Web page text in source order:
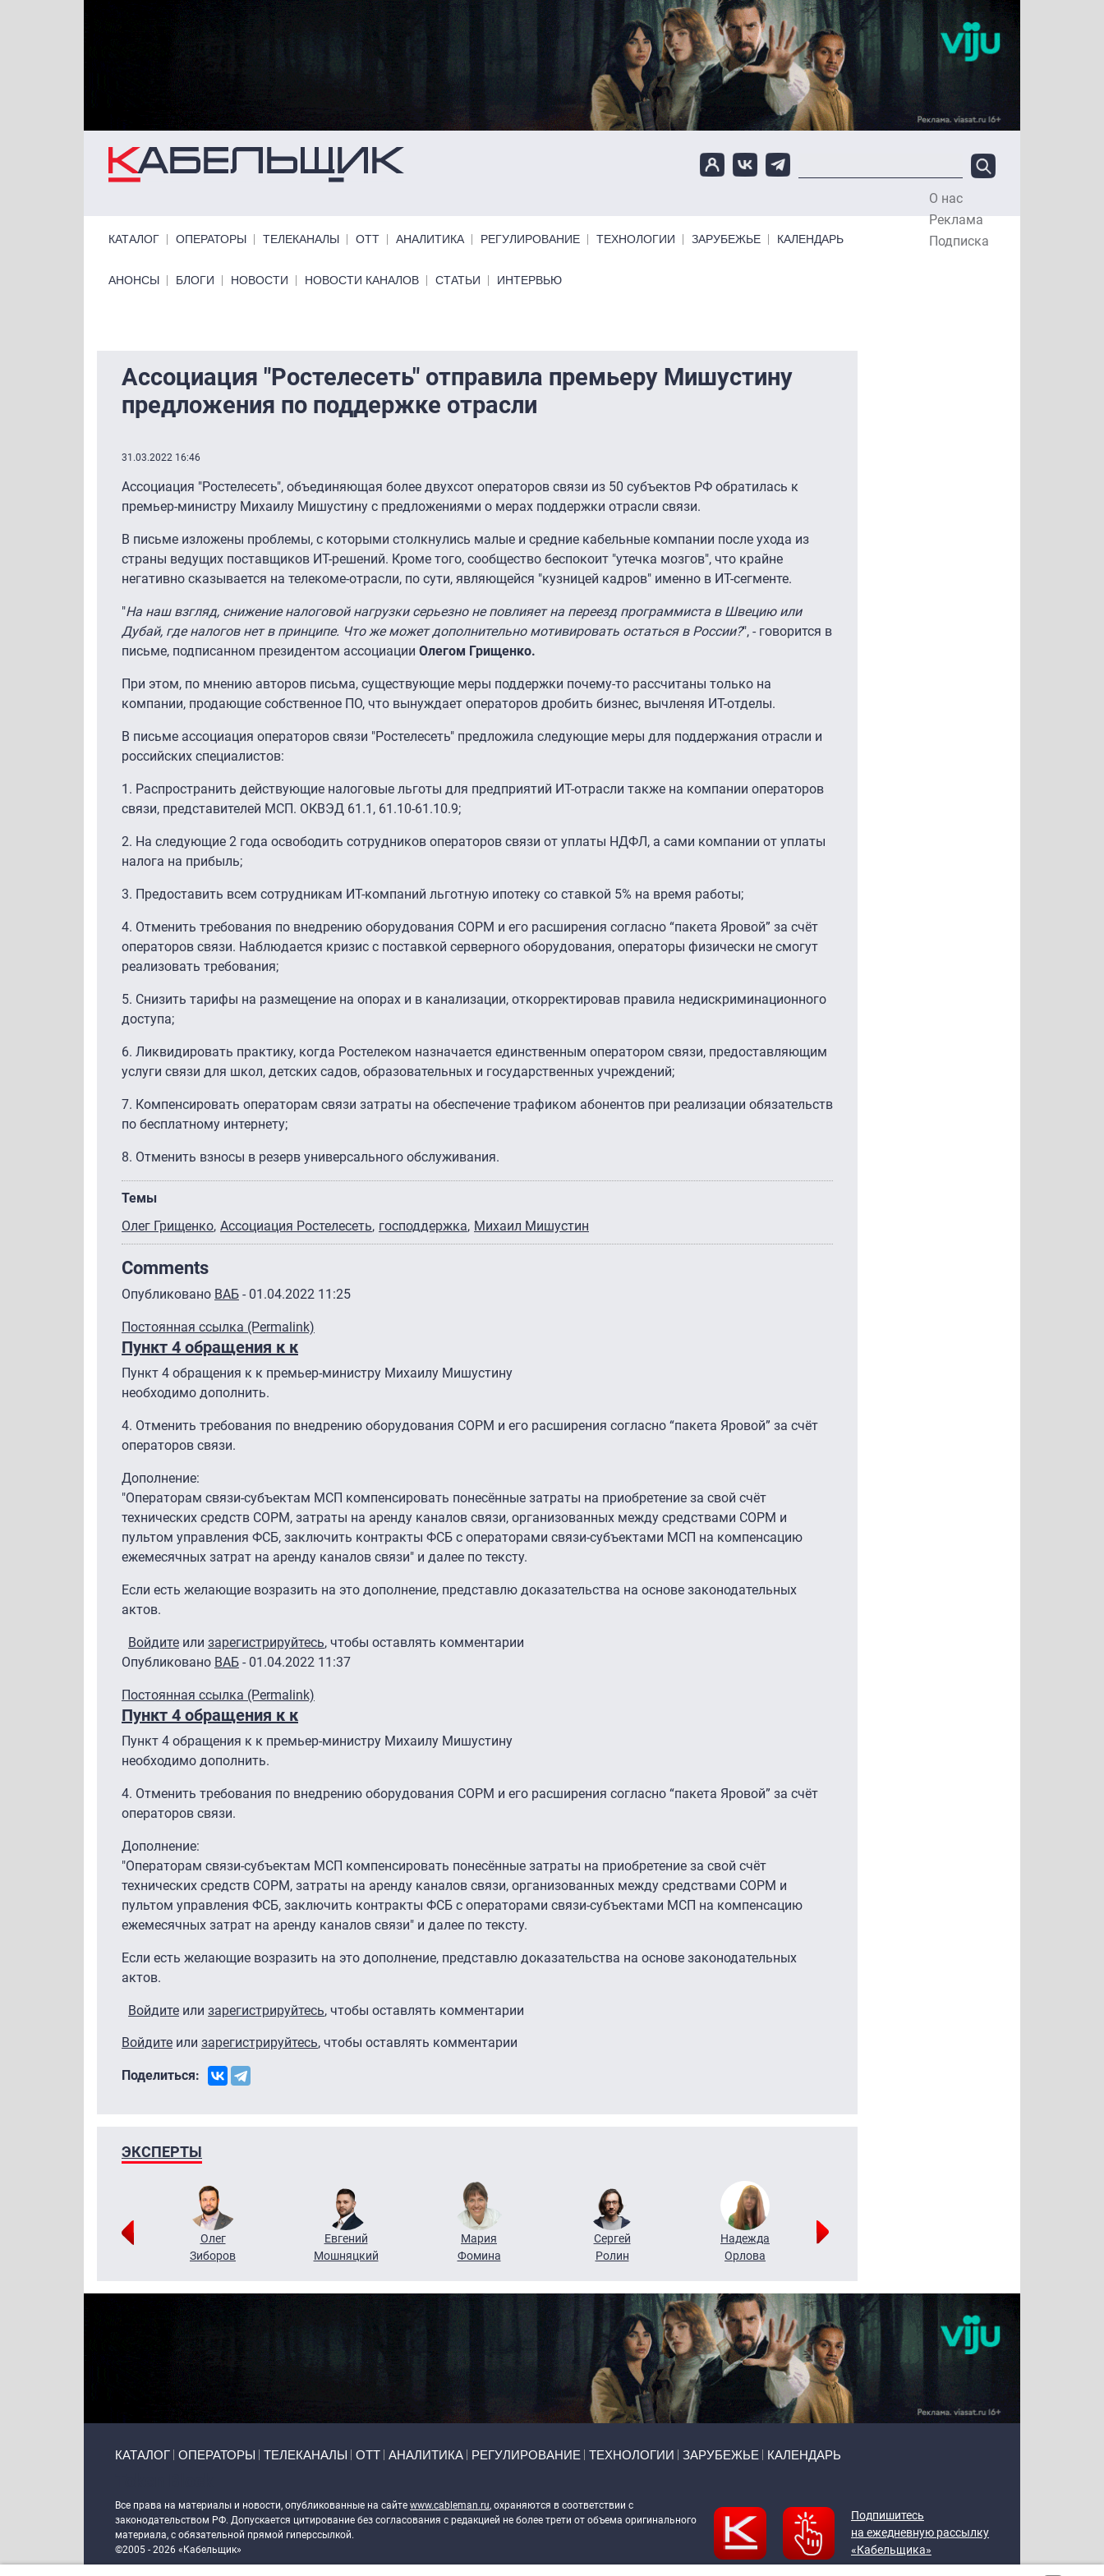
О нас
Реклама
Подписка
КАТАЛОГ ОПЕРАТОРЫ ТЕЛЕКАНАЛЫ ОТТ АНАЛИТИКА РЕГУЛИРОВАНИЕ ТЕХНОЛОГИИ ЗАРУБЕЖЬЕ КАЛЕНДАРЬ
Primary links bottom
АНОНСЫ БЛОГИ НОВОСТИ НОВОСТИ КАНАЛОВ СТАТЬИ ИНТЕРВЬЮ
Ассоциация "Ростелесеть" отправила премьеру Мишустину
предложения по поддержке отрасли
31.03.2022 16:46
Ассоциация "Ростелесеть", объединяющая более двухсот операторов связи из 50 субъектов РФ обратилась к
премьер-министру Михаилу Мишустину с предложениями о мерах поддержки отрасли связи.
В письме изложены проблемы, с которыми столкнулись малые и средние кабельные компании после ухода из
страны ведущих поставщиков ИТ-решений. Кроме того, сообщество беспокоит "утечка мозгов", что крайне
негативно сказывается на телекоме-отрасли, по сути, являющейся "кузницей кадров" именно в ИТ-сегменте.
"На наш взгляд, снижение налоговой нагрузки серьезно не повлияет на переезд программиста в Швецию или
Дубай, где налогов нет в принципе. Что же может дополнительно мотивировать остаться в России?", - говорится в
письме, подписанном президентом ассоциации Олегом Грищенко.
При этом, по мнению авторов письма, существующие меры поддержки почему-то рассчитаны только на
компании, продающие собственное ПО, что вынуждает операторов дробить бизнес, вычленяя ИТ-отделы.
В письме ассоциация операторов связи "Ростелесеть" предложила следующие меры для поддержания отрасли и
российских специалистов:
1. Распространить действующие налоговые льготы для предприятий ИТ-отрасли также на компании операторов
связи, представителей МСП. ОКВЭД 61.1, 61.10-61.10.9;
2. На следующие 2 года освободить сотрудников операторов связи от уплаты НДФЛ, а сами компании от уплаты
налога на прибыль;
3. Предоставить всем сотрудникам ИT-компаний льготную ипотеку со ставкой 5% на время работы;
4. Отменить требования по внедрению оборудования СОРМ и его расширения согласно “пакета Яровой” за счёт
операторов связи. Наблюдается кризис с поставкой серверного оборудования, операторы физически не смогут
реализовать требования;
5. Снизить тарифы на размещение на опорах и в канализации, откорректировав правила недискриминационного
доступа;
6. Ликвидировать практику, когда Ростелеком назначается единственным оператором связи, предоставляющим
услуги связи для школ, детских садов, образовательных и государственных учреждений;
7. Компенсировать операторам связи затраты на обеспечение трафиком абонентов при реализации обязательств
по бесплатному интернету;
8. Отменить взносы в резерв универсального обслуживания.
Темы
Олег Грищенко Ассоциация Ростелесеть господдержка Михаил Мишустин
Comments
Опубликовано ВАБ - 01.04.2022 11:25
Постоянная ссылка (Permalink)
Пункт 4 обращения к к
Пункт 4 обращения к к премьер-министру Михаилу Мишустину
необходимо дополнить.
4. Отменить требования по внедрению оборудования СОРМ и его расширения согласно “пакета Яровой” за счёт
операторов связи.
Дополнение:
"Операторам связи-субъектам МСП компенсировать понесённые затраты на приобретение за свой счёт
технических средств СОРМ, затраты на аренду каналов связи, организованных между средствами СОРМ и
пультом управления ФСБ, заключить контракты ФСБ с операторами связи-субъектами МСП на компенсацию
ежемесячных затрат на аренду каналов связи" и далее по тексту.
Если есть желающие возразить на это дополнение, представлю доказательства на основе законодательных
актов.
Войдите или зарегистрируйтесь, чтобы оставлять комментарии
Опубликовано ВАБ - 01.04.2022 11:37
Постоянная ссылка (Permalink)
Пункт 4 обращения к к
Пункт 4 обращения к к премьер-министру Михаилу Мишустину
необходимо дополнить.
4. Отменить требования по внедрению оборудования СОРМ и его расширения согласно “пакета Яровой” за счёт
операторов связи.
Дополнение:
"Операторам связи-субъектам МСП компенсировать понесённые затраты на приобретение за свой счёт
технических средств СОРМ, затраты на аренду каналов связи, организованных между средствами СОРМ и
пультом управления ФСБ, заключить контракты ФСБ с операторами связи-субъектами МСП на компенсацию
ежемесячных затрат на аренду каналов связи" и далее по тексту.
Если есть желающие возразить на это дополнение, представлю доказательства на основе законодательных
актов.
Войдите или зарегистрируйтесь, чтобы оставлять комментарии
Войдите или зарегистрируйтесь, чтобы оставлять комментарии
Поделиться:
ЭКСПЕРТЫ
Олег
Зиборов
Евгений
Мошняцкий
Мария
Фомина
Сергей
Ролин
Надежда
Орлова
КАТАЛОГ ОПЕРАТОРЫ ТЕЛЕКАНАЛЫ ОТТ АНАЛИТИКА РЕГУЛИРОВАНИЕ ТЕХНОЛОГИИ ЗАРУБЕЖЬЕ КАЛЕНДАРЬ
Все права на материалы и новости, опубликованные на сайте www.cableman.ru, охраняются в соответствии с
законодательством РФ. Допускается цитирование без согласования с редакцией не более трети от объема оригинального
материала, с обязательной прямой гиперссылкой.
©2005 - 2026 «Кабельщик»
Подпишитесь
на ежедневную рассылку
«Кабельщика»